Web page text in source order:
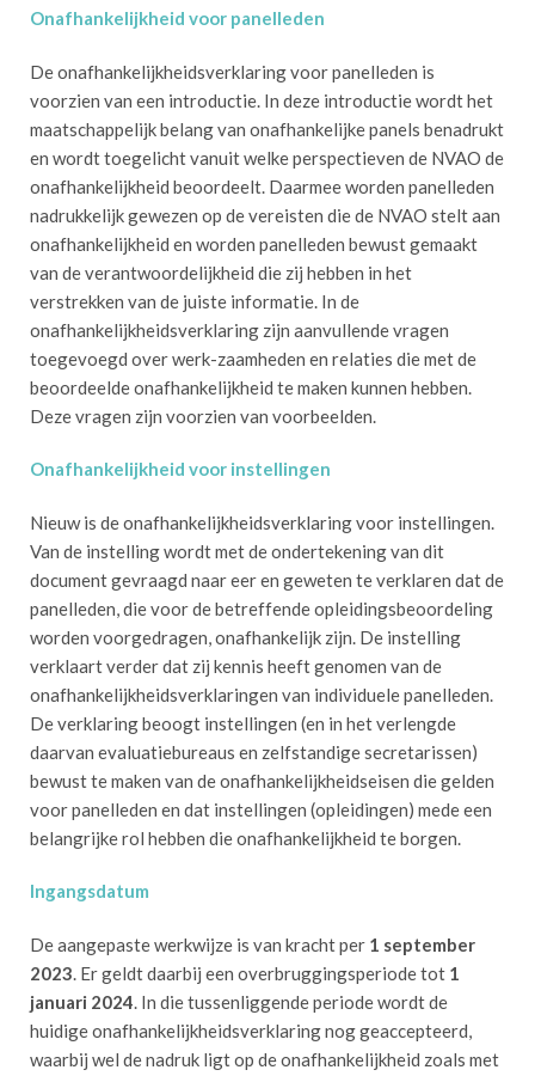
Onafhankelijkheid voor panelleden
De onafhankelijkheidsverklaring voor panelleden is
voorzien van een introductie. In deze introductie wordt het
maatschappelijk belang van onafhankelijke panels benadrukt
en wordt toegelicht vanuit welke perspectieven de NVAO de
onafhankelijkheid beoordeelt. Daarmee worden panelleden
nadrukkelijk gewezen op de vereisten die de NVAO stelt aan
onafhankelijkheid en worden panelleden bewust gemaakt
van de verantwoordelijkheid die zij hebben in het
verstrekken van de juiste informatie. In de
onafhankelijkheidsverklaring zijn aanvullende vragen
toegevoegd over werk-zaamheden en relaties die met de
beoordeelde onafhankelijkheid te maken kunnen hebben.
Deze vragen zijn voorzien van voorbeelden.
Onafhankelijkheid voor instellingen
Nieuw is de onafhankelijkheidsverklaring voor instellingen.
Van de instelling wordt met de ondertekening van dit
document gevraagd naar eer en geweten te verklaren dat de
panelleden, die voor de betreffende opleidingsbeoordeling
worden voorgedragen, onafhankelijk zijn. De instelling
verklaart verder dat zij kennis heeft genomen van de
onafhankelijkheidsverklaringen van individuele panelleden.
De verklaring beoogt instellingen (en in het verlengde
daarvan evaluatiebureaus en zelfstandige secretarissen)
bewust te maken van de onafhankelijkheidseisen die gelden
voor panelleden en dat instellingen (opleidingen) mede een
belangrijke rol hebben die onafhankelijkheid te borgen.
Ingangsdatum
De aangepaste werkwijze is van kracht per 1 september
2023. Er geldt daarbij een overbruggingsperiode tot 1
januari 2024. In die tussenliggende periode wordt de
huidige onafhankelijkheidsverklaring nog geaccepteerd,
waarbij wel de nadruk ligt op de onafhankelijkheid zoals met